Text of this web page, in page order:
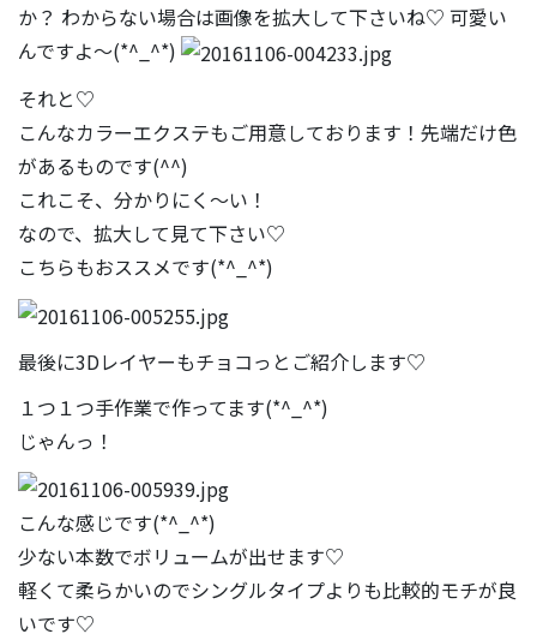
か？ わからない場合は画像を拡大して下さいね♡ 可愛い
んですよ〜(*^_^*)
それと♡
こんなカラーエクステもご用意しております！先端だけ色
があるものです(^^)
これこそ、分かりにく〜い！
なので、拡大して見て下さい♡
こちらもおススメです(*^_^*)
最後に3Dレイヤーもチョコっとご紹介します♡
１つ１つ手作業で作ってます(*^_^*)
じゃんっ！
こんな感じです(*^_^*)
少ない本数でボリュームが出せます♡
軽くて柔らかいのでシングルタイプよりも比較的モチが良
いです♡